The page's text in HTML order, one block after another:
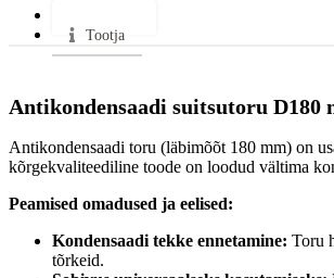
Tootja
Antikondensaadi suitsutoru D180
Antikondensaadi toru (läbimõõt 180 mm) on
kõrgekvaliteediline toode on loodud vältima
Peamised omadused ja eelised:
Kondensaadi tekke ennetamine: Toru
tõrkeid.